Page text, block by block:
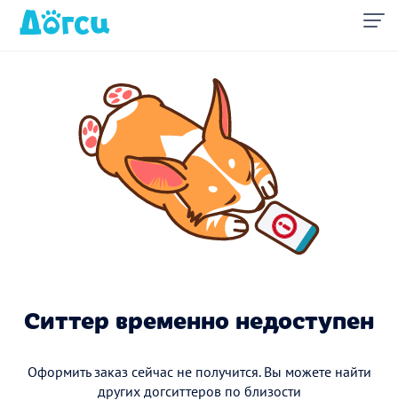
Ситтер временно недоступен
Оформить заказ сейчас не получится. Вы можете найти
других догситтеров по близости